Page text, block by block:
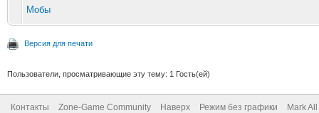
Мобы
Версия для печати
Пользователи, просматривающие эту тему: 1 Гость(ей)
Контакты Zone-Game Community Наверх Режим без графики Mark